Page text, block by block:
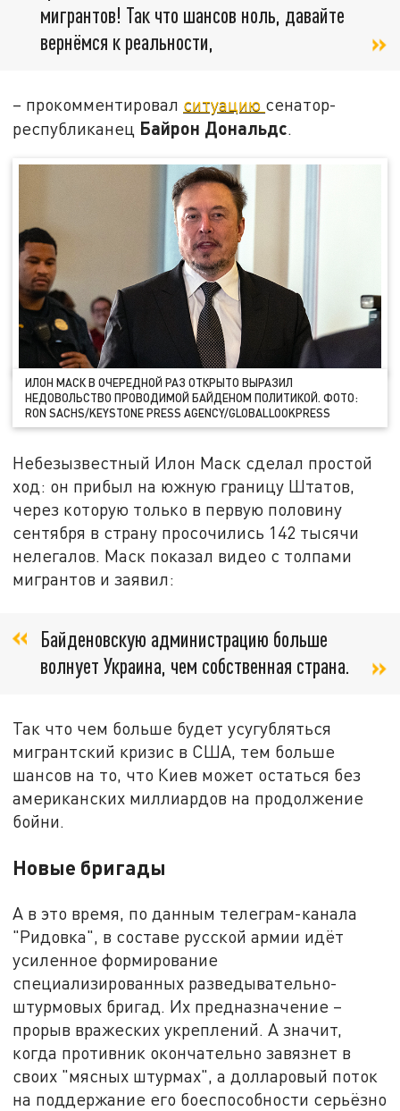
мигрантов! Так что шансов ноль, давайте
вернёмся к реальности,
– прокомментировал ситуацию сенатор-
республиканец Байрон Дональдс.
ИЛОН МАСК В ОЧЕРЕДНОЙ РАЗ ОТКРЫТО ВЫРАЗИЛ
НЕДОВОЛЬСТВО ПРОВОДИМОЙ БАЙДЕНОМ ПОЛИТИКОЙ. ФОТО:
RON SACHS/KEYSTONE PRESS AGENCY/GLOBALLOOKPRESS
Небезызвестный Илон Маск сделал простой
ход: он прибыл на южную границу Штатов,
через которую только в первую половину
сентября в страну просочились 142 тысячи
нелегалов. Маск показал видео с толпами
мигрантов и заявил:
Байденовскую администрацию больше
волнует Украина, чем собственная страна.
Так что чем больше будет усугубляться
мигрантский кризис в США, тем больше
шансов на то, что Киев может остаться без
американских миллиардов на продолжение
бойни.
Новые бригады
А в это время, по данным телеграм-канала
"Ридовка", в составе русской армии идёт
усиленное формирование
специализированных разведывательно-
штурмовых бригад. Их предназначение –
прорыв вражеских укреплений. А значит,
когда противник окончательно завязнет в
своих "мясных штурмах", а долларовый поток
на поддержание его боеспособности серьёзно